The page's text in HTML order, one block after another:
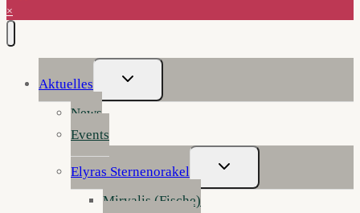
×
Aktuelles
Untermenü
Umschalten
News
Events
Elyras Sternenorakel
Untermenü
Umschalten
Mirvalis (Fische)